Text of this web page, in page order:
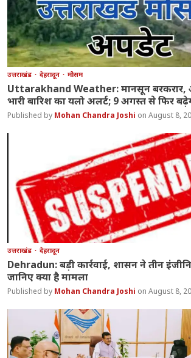
उत्तराखंड देहरादून मौसम
Uttarakhand Weather: मानसून
भारी बारिश का यलो अलर्ट; 9 अगस्त से फिर
Mohan Chandra Joshi August 8,
उत्तराखंड देहरादून
Dehradun: बड़ी कार्रवाई, शासन ने तीन
जानिए क्या है मामला
Mohan Chandra Joshi August 8,